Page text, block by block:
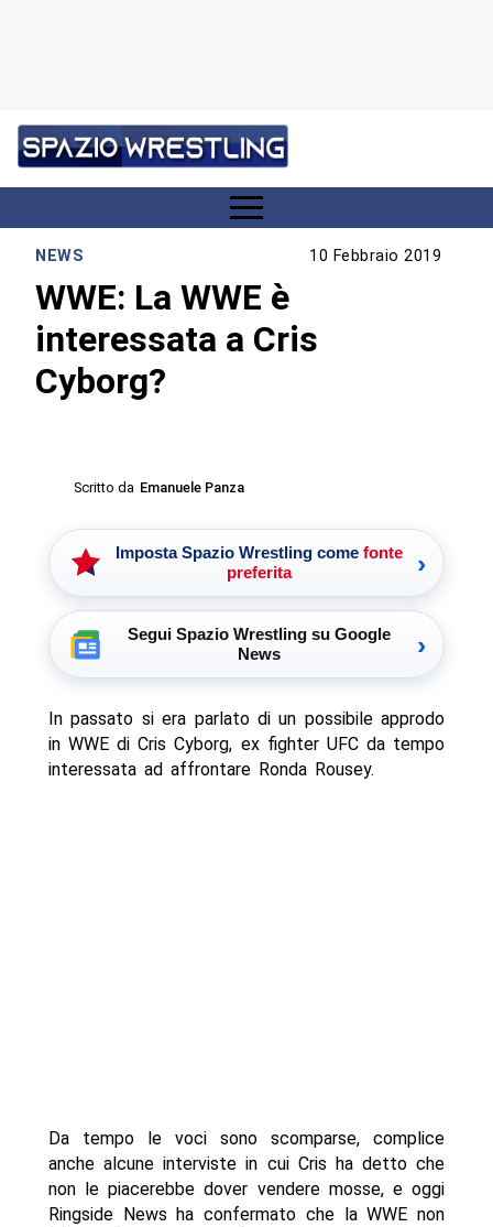
NEWS 10 Febbraio 2019
WWE: La WWE è
interessata a Cris
Cyborg?
Scritto da Emanuele Panza
Imposta Spazio Wrestling come fonte
preferita
›
Segui Spazio Wrestling su Google
News
›
In passato si era parlato di un possibile approdo
in WWE di Cris Cyborg, ex fighter UFC da tempo
interessata ad affrontare Ronda Rousey.
Da tempo le voci sono scomparse, complice
anche alcune interviste in cui Cris ha detto che
non le piacerebbe dover vendere mosse, e oggi
Ringside News ha confermato che la WWE non